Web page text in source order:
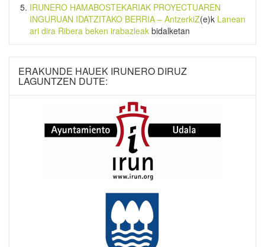
IRUNERO HAMABOSTEKARIAK PROYECTUAREN
INGURUAN IDATZITAKO BERRIA – AntzerkiZ(e)k Lanean
ari dira Ribera beken irabazleak bidalketan
ERAKUNDE HAUEK IRUNERO DIRUZ
LAGUNTZEN DUTE: